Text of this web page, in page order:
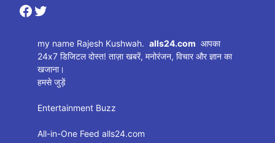
Facebook
Twitter
my name Rajesh Kushwah.alls24.com आपका
24x7 डिजिटल दोस्त! ताज़ा खबरें, मनोरंजन, विचार और ज्ञान का
खजाना।
हमसे जुड़ें
Entertainment Buzz
All-in-One Feed alls24.com